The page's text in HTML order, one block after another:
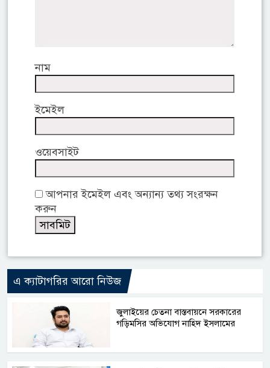
নাম
ইমেইল
ওয়েবসাইট
আপনার ইমেইল এবং অন্যান্য তথ্য সংরক্ষন
করুন
এ ক্যাটাগরির আরো নিউজ
জুলাইয়ের চেতনা বাস্তবায়নে সরকারের
গড়িমসির অভিযোগ নাহিদ ইসলামের